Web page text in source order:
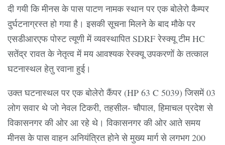
दी गयी कि मीनस के पास पाटण नामक स्थान पर एक बोलेरो कैम्पर
दुर्घटनाग्रस्त हो गया है। इसकी सूचना मिलने के बाद मौके पर
एसडीआरएफ पोस्ट त्यूणी में व्यवस्थापित SDRF रेस्क्यू टीम HC
सतेंद्र रावत के नेतृत्व में मय आवश्यक रेस्क्यू उपकरणों के तत्काल
घटनास्थल हेतु रवाना हुई।
उक्त घटनास्थल पर एक बोलेरो कैंपर (HP 63 C 5039) जिसमें 03
लोग सवार थे जो नेवल टिकरी, तहसील- चौपाल, हिमाचल प्रदेश से
विकासनगर की ओर आ रहे थे। विकासनगर की ओर आते समय
मीनस के पास वाहन अनियंत्रित होने से मुख्य मार्ग से लगभग 200